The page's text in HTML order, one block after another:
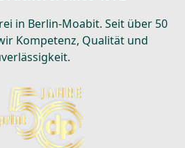
in Berlin-Moabit. Seit über 50
Kompetenz, Qualität und